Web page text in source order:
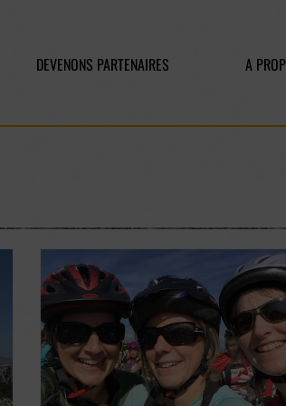
DEVENONS PARTENAIRES A